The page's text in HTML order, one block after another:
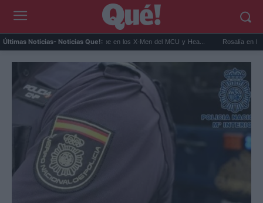
Últimas Noticias- Noticias Que!:
Kit Connor será Cíclope en los X-Men del MCU y Hea... Rosalía en Buenos